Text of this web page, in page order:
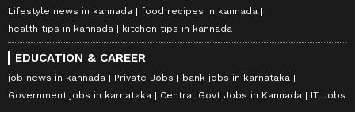
Lifestyle news in kannada
food recipes in kannada
health tips in kannada
kitchen tips in kannada
EDUCATION & CAREER
job news in kannada Private Jobs
bank jobs in karnataka
Government jobs in karnataka
Central Govt Jobs in Kannada IT Jobs